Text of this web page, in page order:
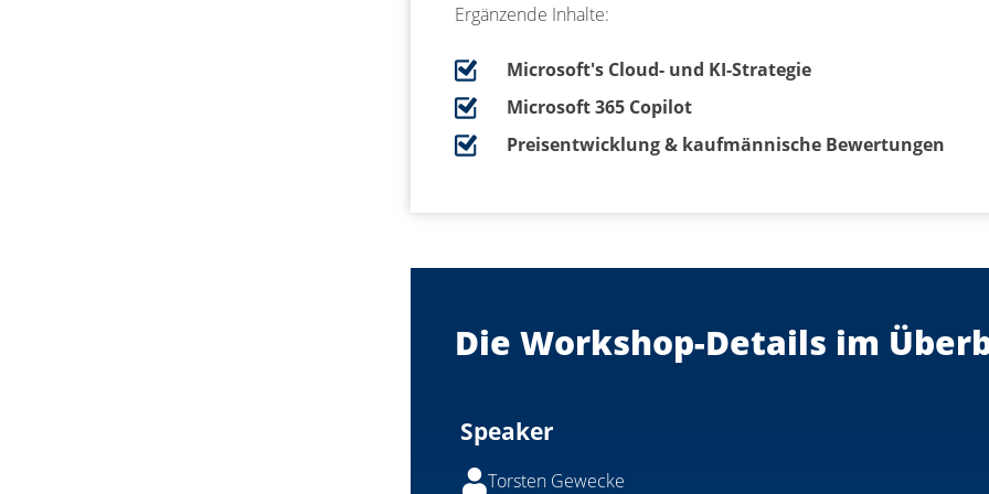
Ergänzende Inhalte:
Microsoft's Cloud- und KI-Strategie
Microsoft 365 Copilot
Preisentwicklung & kaufmännische Bewertungen
Die Workshop-Details im
Speaker
Torsten Gewecke